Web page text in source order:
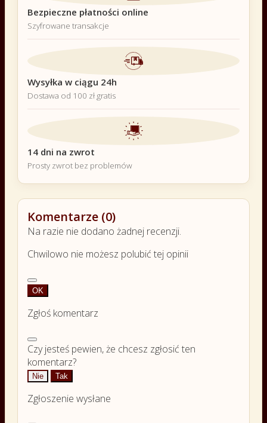
Bezpieczne płatności online
Szyfrowane transakcje
Wysyłka w ciągu 24h
Dostawa od 100 zł gratis
14 dni na zwrot
Prosty zwrot bez problemów
Komentarze (0)
Na razie nie dodano żadnej recenzji.
Chwilowo nie możesz polubić tej opinii
OK
Zgłoś komentarz
Czy jesteś pewien, że chcesz zgłosić ten
komentarz?
Nie Tak
Zgłoszenie wysłane